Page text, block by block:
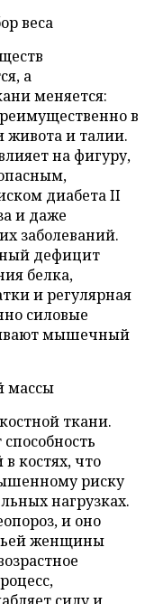
веса
а
меняется:
в
живота и талии.
на фигуру,
диабета II
и даже
заболеваний.
дефицит
белка,
и регулярная
силовые
мышечный
массы
ткани.
костях, что
риску
нагрузках.
и оно
женщины